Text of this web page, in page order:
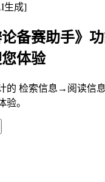
生成]
备赛助手》
体验
的 检索信息→阅读信
验。